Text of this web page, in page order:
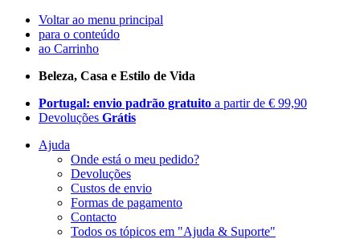
Voltar ao menu principal
para o conteúdo
ao Carrinho
Beleza, Casa e Estilo de Vida
Portugal: envio padrão gratuito a partir de € 99,90
Devoluções Grátis
Ajuda
Onde está o meu pedido?
Devoluções
Custos de envio
Formas de pagamento
Contacto
Todos os tópicos em "Ajuda & Suporte"